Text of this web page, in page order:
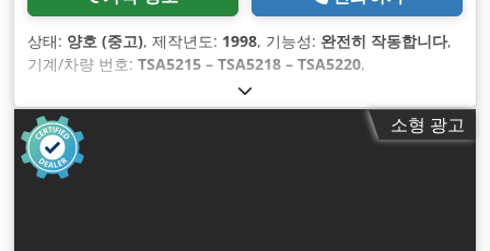
상태: 양호 (중고), 제작년도: 1998, 기능성: 완전히 작동합니다,
기계/차량 번호: TSA5215 – TSA5218 – TSA5220,
소형 광고